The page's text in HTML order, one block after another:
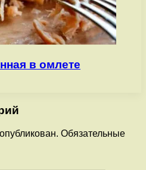
в омлете
Обязательные